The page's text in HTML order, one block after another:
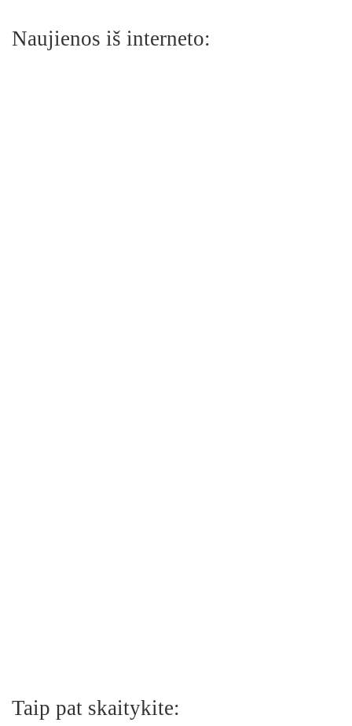
Naujienos iš interneto:
Taip pat skaitykite: